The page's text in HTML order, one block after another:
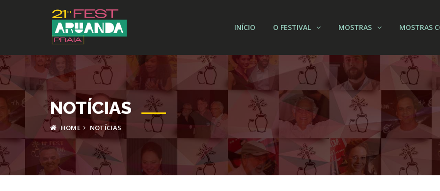
INÍCIO O FESTIVAL MOSTRAS MOSTRAS
NOTÍCIAS
HOME NOTÍCIAS